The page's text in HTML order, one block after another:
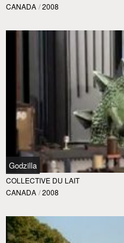
CANADA / 2008
Godzilla
COLLECTIVE DU LAIT
CANADA / 2008